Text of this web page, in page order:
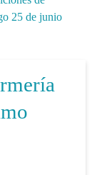
25 de junio